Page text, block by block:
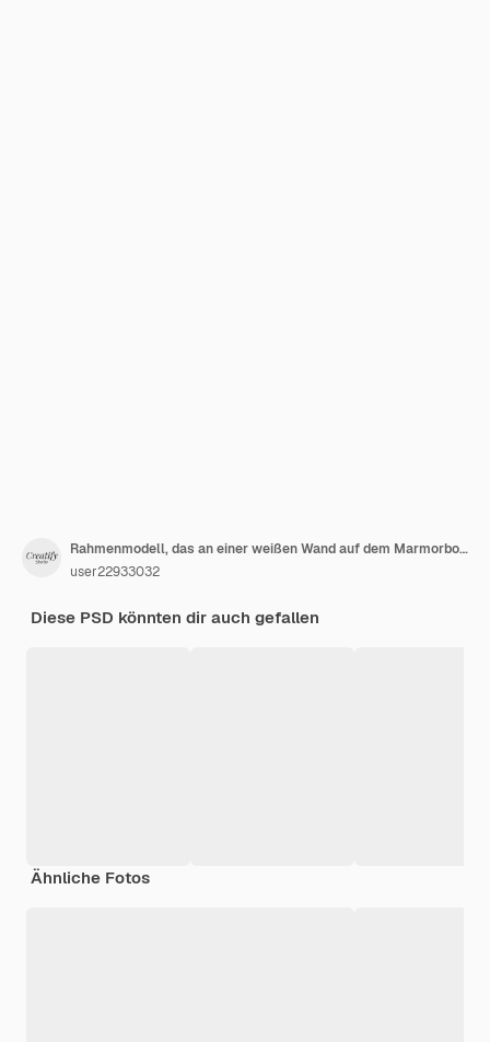
Rahmenmodell, das an einer weißen Wand auf dem Marmorboden lehnt
user22933032
Diese PSD könnten dir auch gefallen
Ähnliche Fotos